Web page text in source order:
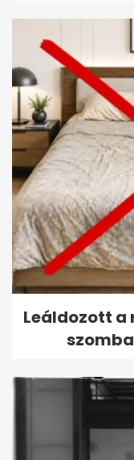
Leáldozott a